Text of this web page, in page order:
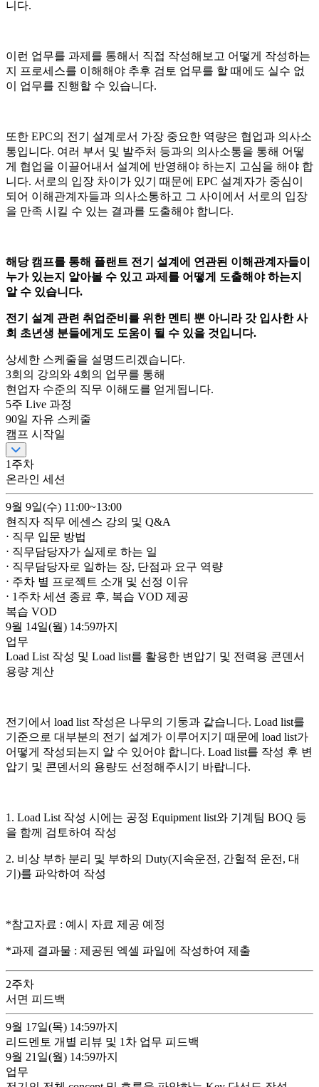
니다.
이런 업무를 과제를 통해서 직접 작성해보고 어떻게 작성하는
지 프로세스를 이해해야 추후 검토 업무를 할 때에도 실수 없
이 업무를 진행할 수 있습니다.
또한 EPC의 전기 설계로서 가장 중요한 역량은 협업과 의사소
통입니다. 여러 부서 및 발주처 등과의 의사소통을 통해 어떻
게 협업을 이끌어내서 설계에 반영해야 하는지 고심을 해야 합
니다. 서로의 입장 차이가 있기 때문에 EPC 설계자가 중심이
되어 이해관계자들과 의사소통하고 그 사이에서 서로의 입장
을 만족 시킬 수 있는 결과를 도출해야 합니다.
해당 캠프를 통해 플랜트 전기 설계에 연관된 이해관계자들이
누가 있는지 알아볼 수 있고 과제를 어떻게 도출해야 하는지
알 수 있습니다.
전기 설계 관련 취업준비를 위한 멘티 뿐 아니라 갓 입사한 사
회 초년생 분들에게도 도움이 될 수 있을 것입니다.
상세한 스케줄을 설명드리겠습니다.
3회의 강의와 4회의 업무를 통해
현업자 수준의 직무 이해도를 얻게됩니다.
5주 Live 과정
90일 자유 스케줄
캠프 시작일
1 주차
온라인 세션
9월 9일(수) 11:00~13:00
현직자 직무 에센스 강의 및 Q&A
⋅ 직무 입문 방법
⋅ 직무담당자가 실제로 하는 일
⋅ 직무담당자로 일하는 장, 단점과 요구 역량
⋅ 주차 별 프로젝트 소개 및 선정 이유
⋅ 1주차 세션 종료 후, 복습 VOD 제공
복습 VOD
9월 14일(월) 14:59까지
업무
Load List 작성 및 Load list를 활용한 변압기 및 전력용 콘덴서
용량 계산
전기에서 load list 작성은 나무의 기둥과 같습니다. Load list를
기준으로 대부분의 전기 설계가 이루어지기 때문에 load list가
어떻게 작성되는지 알 수 있어야 합니다. Load list를 작성 후 변
압기 및 콘덴서의 용량도 선정해주시기 바랍니다.
1. Load List 작성 시에는 공정 Equipment list와 기계팀 BOQ 등
을 함께 검토하여 작성
2. 비상 부하 분리 및 부하의 Duty(지속운전, 간헐적 운전, 대
기)를 파악하여 작성
*참고자료 : 예시 자료 제공 예정
*과제 결과물 : 제공된 엑셀 파일에 작성하여 제출
2주차
서면 피드백
9월 17일(목) 14:59까지
리드멘토 개별 리뷰 및 1차 업무 피드백
9월 21일(월) 14:59까지
업무